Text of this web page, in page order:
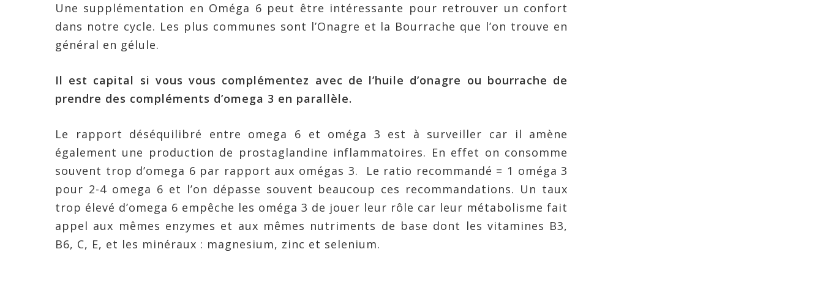
Une supplémentation en Oméga 6 peut être intéressante pour retrouver un confort
dans notre cycle. Les plus communes sont l’Onagre et la Bourrache que l’on trouve en
général en gélule.
Il est capital si vous vous complémentez avec de l’huile d’onagre ou bourrache de
prendre des compléments d’omega 3 en parallèle.
Le rapport déséquilibré entre omega 6 et oméga 3 est à surveiller car il amène
également une production de prostaglandine inflammatoires. En effet on consomme
souvent trop d’omega 6 par rapport aux omégas 3. Le ratio recommandé = 1 oméga 3
pour 2-4 omega 6 et l’on dépasse souvent beaucoup ces recommandations. Un taux
trop élevé d’omega 6 empêche les oméga 3 de jouer leur rôle car leur métabolisme fait
appel aux mêmes enzymes et aux mêmes nutriments de base dont les vitamines B3,
B6, C, E, et les minéraux : magnesium, zinc et selenium.